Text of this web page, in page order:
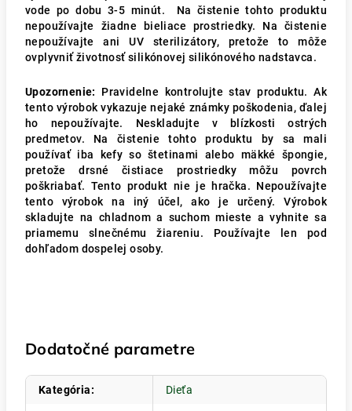
vode po dobu 3-5 minút. Na čistenie tohto produktu
nepoužívajte žiadne bieliace prostriedky. Na čistenie
nepoužívajte ani UV sterilizátory, pretože to môže
ovplyvniť životnosť silikónovej silikónového nadstavca.
Upozornenie:
Pravidelne kontrolujte stav produktu. Ak
tento výrobok vykazuje nejaké známky poškodenia, ďalej
ho nepoužívajte. Neskladujte v blízkosti ostrých
predmetov. Na čistenie tohto produktu by sa mali
používať iba kefy so štetinami alebo mäkké špongie,
pretože drsné čistiace prostriedky môžu povrch
poškriabať. Tento produkt nie je hračka. Nepoužívajte
tento výrobok na iný účel, ako je určený. Výrobok
skladujte na chladnom a suchom mieste a vyhnite sa
priamemu slnečnému žiareniu. Používajte len pod
dohľadom dospelej osoby.
Dodatočné parametre
Kategória: Dieťa